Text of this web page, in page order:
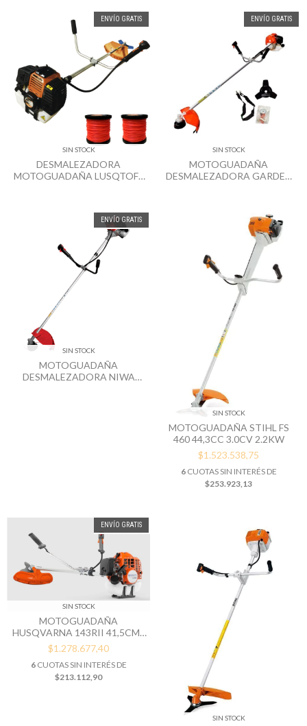
ENVÍO GRATIS
SIN STOCK
DESMALEZADORA
MOTOGUADAÑA LUSQTOFF
ENVÍO GRATIS
SIN STOCK
MOTOGUADAÑA
DESMALEZADORA GARDEN
ENVÍO GRATIS
SIN STOCK
MOTOGUADAÑA
DESMALEZADORA NIWA
SIN STOCK
MOTOGUADAÑA STIHL FS
460 44,3CC 3.0CV 2.2KW
$1.523.538,75
6CUOTAS SIN INTERÉS DE
$253.923,13
ENVÍO GRATIS
SIN STOCK
MOTOGUADAÑA
HUSQVARNA 143RII 41,5CM3
CABEZAL+CUCH.
$1.278.677,40
6CUOTAS SIN INTERÉS DE
$213.112,90
SIN STOCK